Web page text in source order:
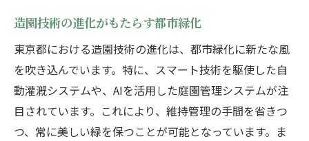
造園技術の進化がもたらす都市緑化
東京都における造園技術の進化は、都市緑化に新たな風
を吹き込んでいます。特に、スマート技術を駆使した自
動灌漑システムや、AIを活用した庭園管理システムが注
目されています。これにより、維持管理の手間を省きつ
つ、常に美しい緑を保つことが可能となっています。ま